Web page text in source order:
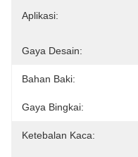
Aplikasi:
Gaya Desain:
Bahan Baki:
Gaya Bingkai:
Ketebalan Kaca: